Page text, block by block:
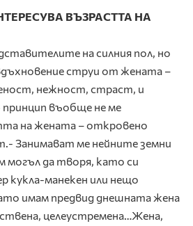
ВЪЗРАСТТА НА
на силния пол, но
струи от жената –
нежност, страст, и
въобще не ме
на жената – откровено
Занимават ме нейните земни
могъл да творя, като си
кукла-манекен или нещо
имам предвид днешната жена
целеустремена…Жена,